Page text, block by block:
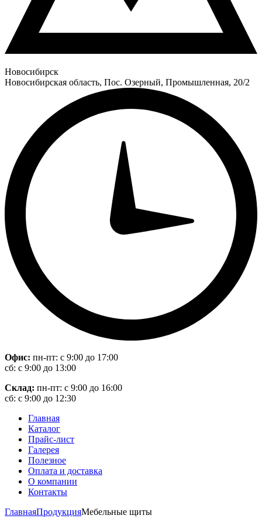
Новосибирск
Новосибирская область, Пос. Озерный, Промышленная, 20/2
Офис: пн-пт: с 9:00 до 17:00
сб: с 9:00 до 13:00
Склад: пн-пт: с 9:00 до 16:00
сб: с 9:00 до 12:30
Главная
Каталог
Прайс-лист
Галерея
Полезное
Оплата и доставка
О компании
Контакты
ГлавнаяПродукцияМебельные щиты